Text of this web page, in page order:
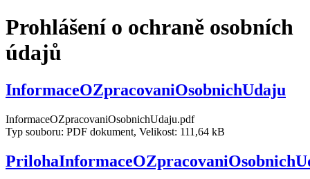
Prohlášení o ochraně osobních
údajů
InformaceOZpracovaniOsobnichUdaju
InformaceOZpracovaniOsobnichUdaju.pdf
Typ souboru: PDF dokument, Velikost: 111,64 kB